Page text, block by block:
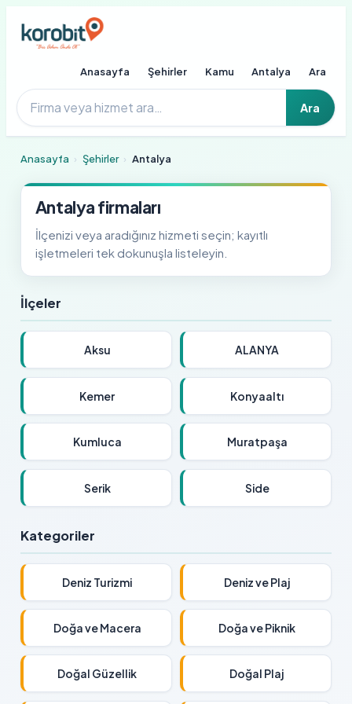
Anasayfa Şehirler Kamu Antalya Ara
Ara
Anasayfa › Şehirler › Antalya
Antalya firmaları
İlçenizi veya aradığınız hizmeti seçin; kayıtlı
işletmeleri tek dokunuşla listeleyin.
İlçeler
Aksu ALANYA
Kemer Konyaaltı
Kumluca Muratpaşa
Serik Side
Kategoriler
Deniz Turizmi Deniz ve Plaj
Doğa ve Macera Doğa ve Piknik
Doğal Güzellik Doğal Plaj